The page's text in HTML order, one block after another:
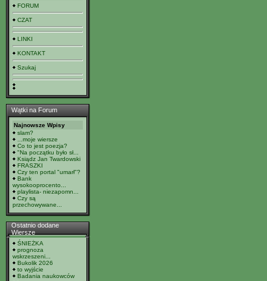
FORUM
CZAT
LINKI
KONTAKT
Szukaj
Wątki na Forum
Najnowsze Wpisy
slam?
...moje wiersze
Co to jest poezja?
"Na początku było sł...
Ksiądz Jan Twardowski
FRASZKI
Czy ten portal "umarł"?
Bank
wysokooprocento...
playlista- niezapomn...
Czy są
przechowywane...
Ostatnio dodane
Wiersze
ŚNIEŻKA
prognoza
wskrzeszeni...
Bukolik 2026
to wyjście
Badania naukowców